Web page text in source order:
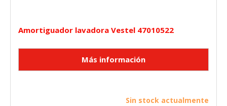
Amortiguador lavadora Vestel 47010522
Sin stock actualmente